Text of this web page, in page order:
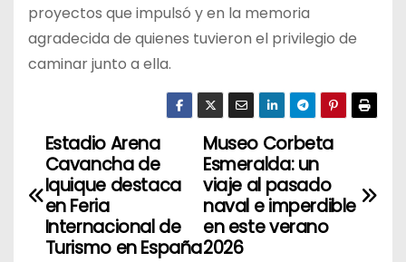
proyectos que impulsó y en la memoria
agradecida de quienes tuvieron el privilegio de
caminar junto a ella.
N
a
Museo Corbeta
Esmeralda: un
viaje al pasado
naval e imperdible
en este verano
2026
Estadio Arena
Cavancha de
Iquique destaca
en Feria
Internacional de
Turismo en España